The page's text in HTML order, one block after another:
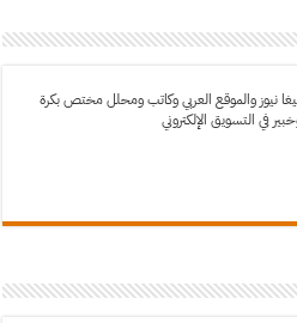
نيوز والموقع العربي وكاتب ومحلل مختص بكرة
في التسويق الإلكتروني